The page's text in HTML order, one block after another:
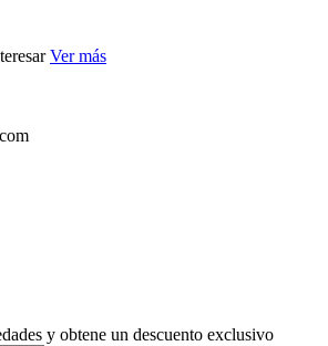
Ver más
y obtene un descuento exclusivo